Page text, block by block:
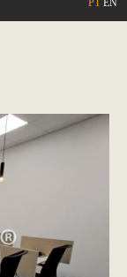
PT EN